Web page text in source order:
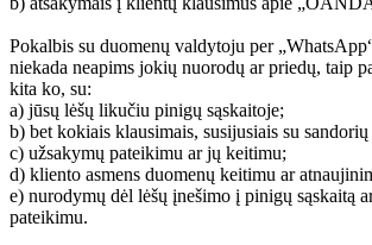
Pokalbis su duomenų valdytoju per
niekada neapims jokių nuorodų ar priedų, taip
kita ko, su:
a) jūsų lėšų likučiu pinigų sąskaitoje;
b) bet kokiais klausimais, susijusiais su
c) užsakymų pateikimu ar jų keitimu;
d) kliento asmens duomenų keitimu ar
e) nurodymų dėl lėšų įnešimo į pinigų sąskaitą
pateikimu.